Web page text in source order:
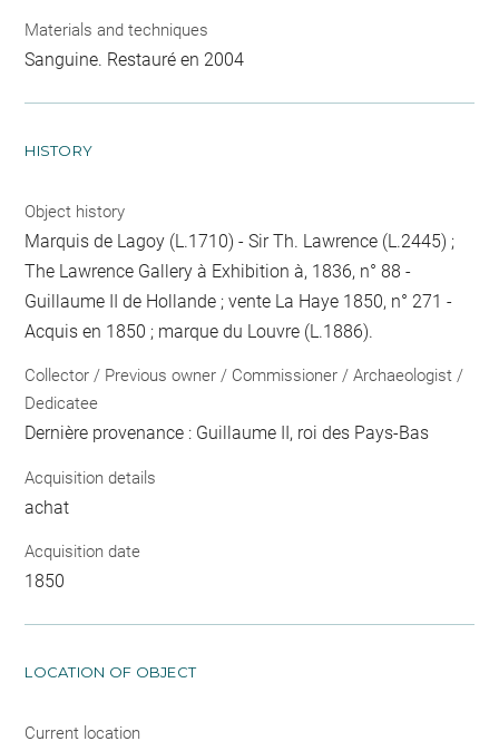
Materials and techniques
Sanguine. Restauré en 2004
HISTORY
Object history
Marquis de Lagoy (L.1710) - Sir Th. Lawrence (L.2445) ;
The Lawrence Gallery à Exhibition à, 1836, n° 88 -
Guillaume II de Hollande ; vente La Haye 1850, n° 271 -
Acquis en 1850 ; marque du Louvre (L.1886).
Collector / Previous owner / Commissioner / Archaeologist /
Dedicatee
Dernière provenance : Guillaume II, roi des Pays-Bas
Acquisition details
achat
Acquisition date
1850
LOCATION OF OBJECT
Current location